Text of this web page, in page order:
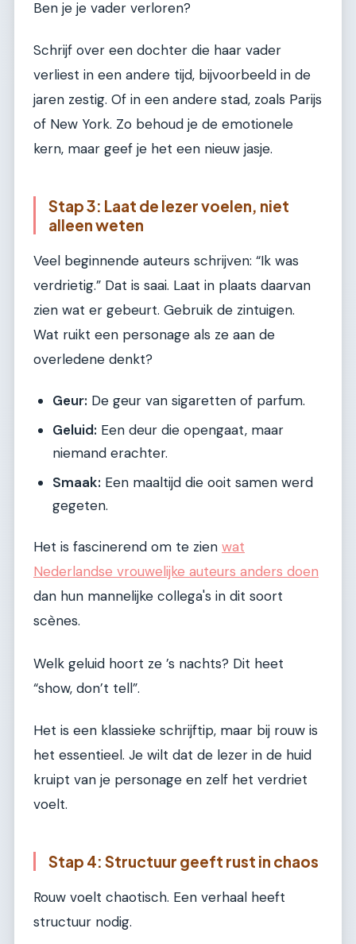
Ben je je vader verloren?
Schrijf over een dochter die haar vader
verliest in een andere tijd, bijvoorbeeld in de
jaren zestig. Of in een andere stad, zoals Parijs
of New York. Zo behoud je de emotionele
kern, maar geef je het een nieuw jasje.
Stap 3: Laat de lezer voelen, niet
alleen weten
Veel beginnende auteurs schrijven: “Ik was
verdrietig.” Dat is saai. Laat in plaats daarvan
zien wat er gebeurt. Gebruik de zintuigen.
Wat ruikt een personage als ze aan de
overledene denkt?
Geur: De geur van sigaretten of parfum.
Geluid: Een deur die opengaat, maar
niemand erachter.
Smaak: Een maaltijd die ooit samen werd
gegeten.
Het is fascinerend om te zien wat
Nederlandse vrouwelijke auteurs anders doen
dan hun mannelijke collega's in dit soort
scènes.
Welk geluid hoort ze ’s nachts? Dit heet
“show, don’t tell”.
Het is een klassieke schrijftip, maar bij rouw is
het essentieel. Je wilt dat de lezer in de huid
kruipt van je personage en zelf het verdriet
voelt.
Stap 4: Structuur geeft rust in chaos
Rouw voelt chaotisch. Een verhaal heeft
structuur nodig.